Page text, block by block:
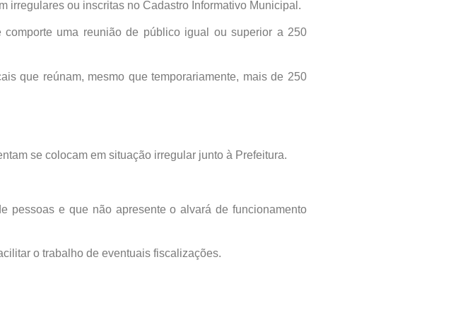
irregulares ou inscritas no Cadastro Informativo Municipal.
uma reunião de público igual ou superior a 250
que reúnam, mesmo que temporariamente, mais de 250
se colocam em situação irregular junto à Prefeitura.
pessoas e que não apresente o alvará de funcionamento
o trabalho de eventuais fiscalizações.